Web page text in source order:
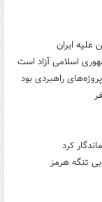
اسلامی آزاد است
راهبردی بود
کرد
تنگه هرمز